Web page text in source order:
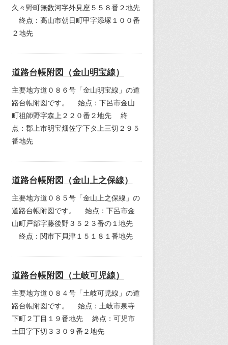
久々野町無数河字外見座５５８番２地先
終点：高山市朝日町甲字添塚１００番
２地先
道路台帳附図（金山明宝線）
主要地方道０８６号「金山明宝線」の道
路台帳附図です。 始点：下呂市金山
町祖師野字森上２２０番２地先 終
点：郡上市明宝畑佐字下タ上三切２９５
番地先
道路台帳附図（金山上之保線）
主要地方道０８５号「金山上之保線」の
道路台帳附図です。 始点：下呂市金
山町戸部字藤後野３５２３番の１地先
終点：関市下貝津１５１８１番地先
道路台帳附図（土岐可児線）
主要地方道０８４号「土岐可児線」の道
路台帳附図です。 始点：土岐市泉寺
下町２丁目１９番地先 終点：可児市
土田字下切３３０９番２地先